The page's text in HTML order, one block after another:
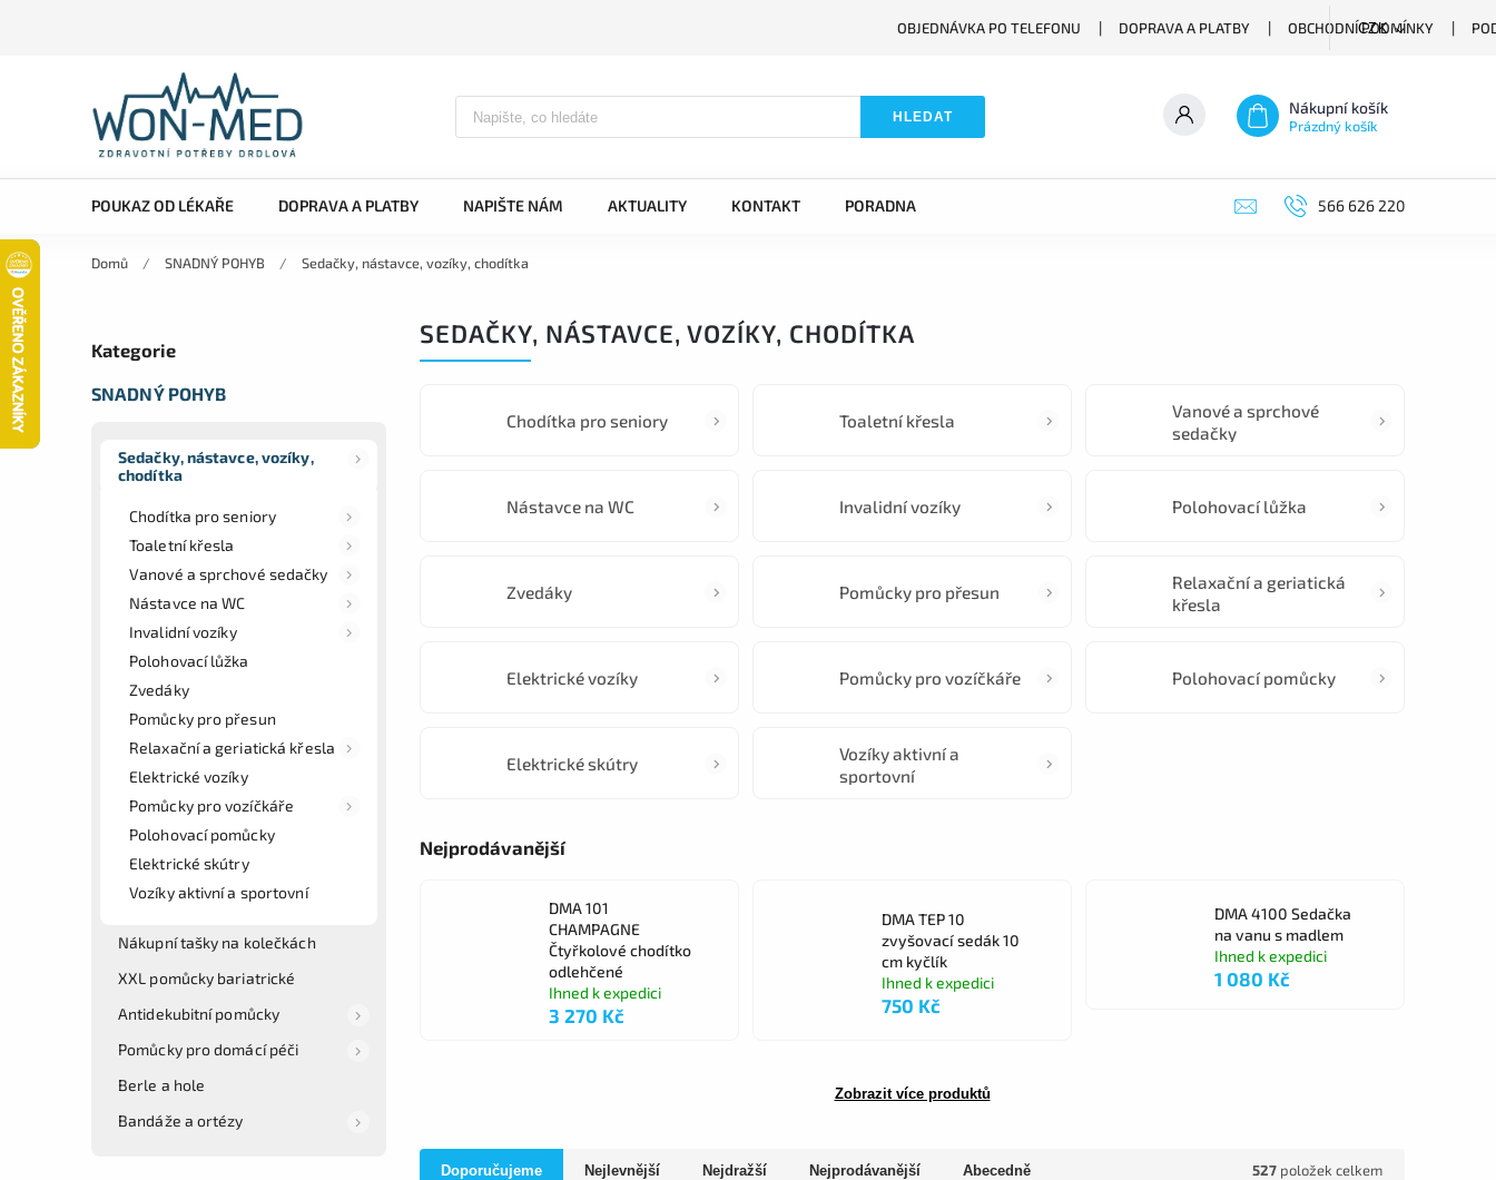
OBJEDNÁVKA PO TELEFONU DOPRAVA A PLATBY OBCHODNÍ PODMÍNKY
CZK
HLEDAT Nákupní košík
Prázdný košík
POUKAZ OD LÉKAŘE DOPRAVA A PLATBY NAPIŠTE NÁM AKTUALITY KONTAKT PORADNA 566 626 220
Domů / SNADNÝ POHYB / Sedačky, nástavce, vozíky, chodítka
Kategorie
SNADNÝ POHYB
Sedačky, nástavce, vozíky,
chodítka
Chodítka pro seniory
Toaletní křesla
Vanové a sprchové sedačky
Nástavce na WC
Invalidní vozíky
Polohovací lůžka
Zvedáky
Pomůcky pro přesun
Relaxační a geriatická křesla
Elektrické vozíky
Pomůcky pro vozíčkáře
Polohovací pomůcky
Elektrické skútry
Vozíky aktivní a sportovní
Nákupní tašky na kolečkách
XXL pomůcky bariatrické
Antidekubitní pomůcky
Pomůcky pro domácí péči
Berle a hole
Bandáže a ortézy
SEDAČKY, NÁSTAVCE, VOZÍKY, CHODÍTKA
Chodítka pro seniory Toaletní křesla
Vanové a sprchové
sedačky
Nástavce na WC Invalidní vozíky Polohovací lůžka
Zvedáky Pomůcky pro přesun
Relaxační a geriatická
křesla
Elektrické vozíky Pomůcky pro vozíčkáře Polohovací pomůcky
Elektrické skútry
Vozíky aktivní a
sportovní
Nejprodávanější
DMA 101
CHAMPAGNE
Čtyřkolové chodítko
odlehčené
Ihned k expedici
3 270 Kč
DMA TEP 10
zvyšovací sedák 10
cm kyčlík
Ihned k expedici
750 Kč
DMA 4100 Sedačka
na vanu s madlem
Ihned k expedici
1 080 Kč
Zobrazit více produktů
Doporučujeme Nejlevnější Nejdražší Nejprodávanější Abecedně 527 položek celkem